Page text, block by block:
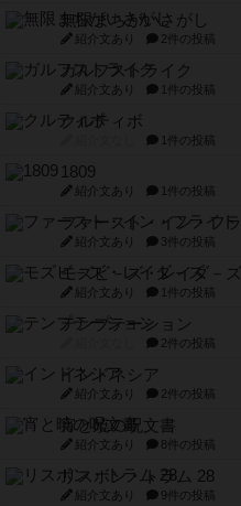
無限まちがいさがし
紹介文あり 2件の投稿
ガルフストライク
紹介文あり 1件の投稿
クルティボ
1件の投稿
1809
紹介文あり 1件の投稿
ファースト・イン・フラ
紹介文あり 3件の投稿
モズビ－ズ・レイダ－ズ
紹介文あり 1件の投稿
テンプテーション
2件の投稿
インドネシア
紹介文あり 2件の投稿
宵と暁の呪文書
紹介文あり 8件の投稿
リスボン・トラム 28
紹介文あり 9件の投稿